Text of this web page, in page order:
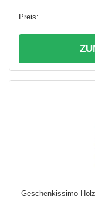
Geschenkissimo